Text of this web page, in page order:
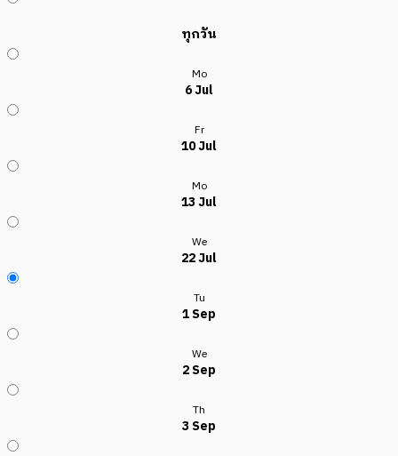
ทุกวัน
Mo
6 Jul
Fr
10 Jul
Mo
13 Jul
We
22 Jul
Tu
1 Sep
We
2 Sep
Th
3 Sep